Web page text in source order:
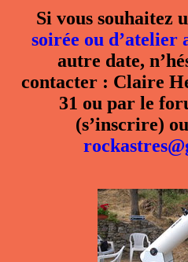
Si vous souhaitez
soirée ou d’atelier
autre date,
contacter : Claire
31 ou par le
(s’inscrire)